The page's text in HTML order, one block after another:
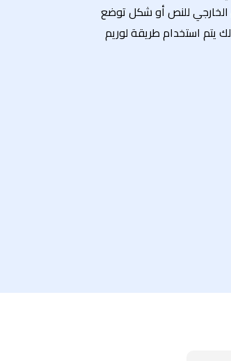
الخارجي للنص أو شكل توضع
يتم استخدام طريقة لوريم